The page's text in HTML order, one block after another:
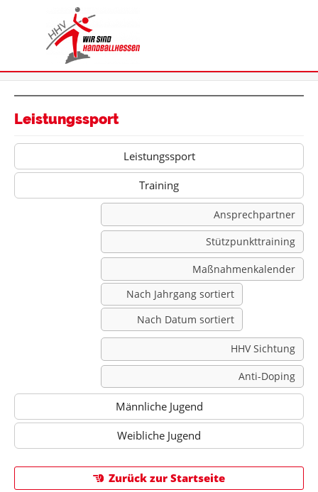
Leistungssport
Leistungssport
Training
Ansprechpartner
Stützpunkttraining
Maßnahmenkalender
Nach Jahrgang sortiert
Nach Datum sortiert
HHV Sichtung
Anti-Doping
Männliche Jugend
Weibliche Jugend
Zurück zur Startseite